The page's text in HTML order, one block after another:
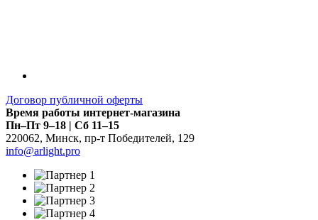
Договор публичной оферты
Время работы интернет-магазина
Пн–Пт 9–18 | Сб 11–15
220062, Минск, пр-т Победителей, 129
info@arlight.pro